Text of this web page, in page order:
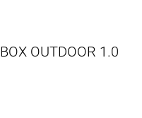
BOX OUTDOOR 1.0